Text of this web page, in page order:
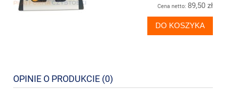
Cena netto: 89,50 zł
DO KOSZYKA
OPINIE O PRODUKCIE (0)